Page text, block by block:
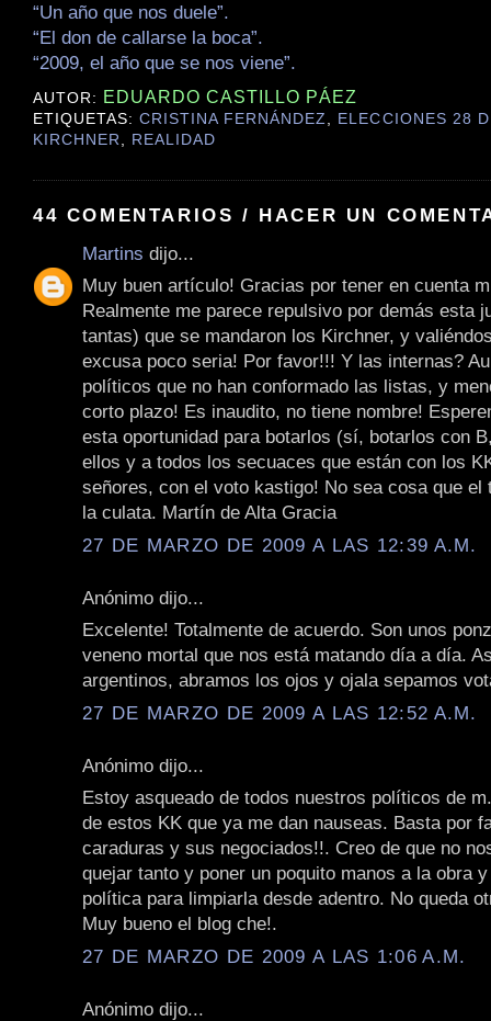
“Un año que nos duele”.
“El don de callarse la boca”.
“2009, el año que se nos viene”.
AUTOR: EDUARDO CASTILLO PÁEZ
ETIQUETAS:CRISTINA FERNÁNDEZ, ELECCIONES 28
KIRCHNER, REALIDAD
44 COMENTARIOS / HACER UN
Martins dijo...
Muy buen artículo! Gracias por tener en cuenta
Realmente me parece repulsivo por demás esta
tantas) que se mandaron los Kirchner, y
excusa poco seria! Por favor!!! Y las internas?
políticos que no han conformado las listas, y
corto plazo! Es inaudito, no tiene nombre!
esta oportunidad para botarlos (sí, botarlos con
ellos y a todos los secuaces que están con los
señores, con el voto kastigo! No sea cosa que el
la culata. Martín de Alta Gracia
27 DE MARZO DE 2009 A LAS 12:39 A.M.
Anónimo dijo...
Excelente! Totalmente de acuerdo. Son unos
veneno mortal que nos está matando día a día.
argentinos, abramos los ojos y ojala sepamos
27 DE MARZO DE 2009 A LAS 12:52 A.M.
Anónimo dijo...
Estoy asqueado de todos nuestros políticos de
de estos KK que ya me dan nauseas. Basta por
caraduras y sus negociados!!. Creo de que no
quejar tanto y poner un poquito manos a la obra
política para limpiarla desde adentro. No queda
Muy bueno el blog che!.
27 DE MARZO DE 2009 A LAS 1:06 A.M.
Anónimo dijo...